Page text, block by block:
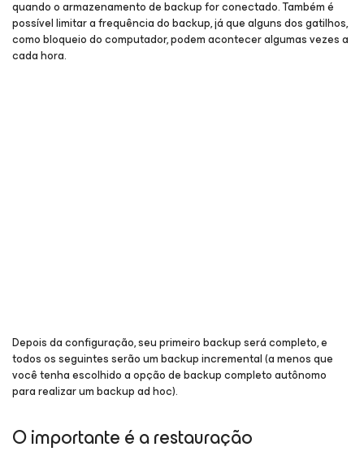
quando o armazenamento de backup for conectado. Também é
possível limitar a frequência do backup, já que alguns dos gatilhos,
como bloqueio do computador, podem acontecer algumas vezes a
cada hora.
Depois da configuração, seu primeiro backup será completo, e
todos os seguintes serão um backup incremental (a menos que
você tenha escolhido a opção de backup completo autônomo
para realizar um backup ad hoc).
O importante é a restauração